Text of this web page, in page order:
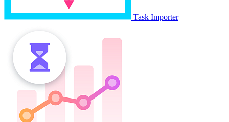
Task Importer